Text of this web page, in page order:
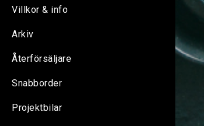
Villkor & info
Arkiv
Återförsäljare
Snabborder
Projektbilar